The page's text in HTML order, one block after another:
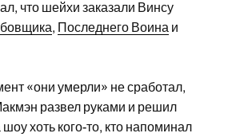
что шейхи заказали Винсу
, Последнего Воина и
«они умерли» не сработал,
развел руками и решил
шоу хоть кого-то, кто напоминал